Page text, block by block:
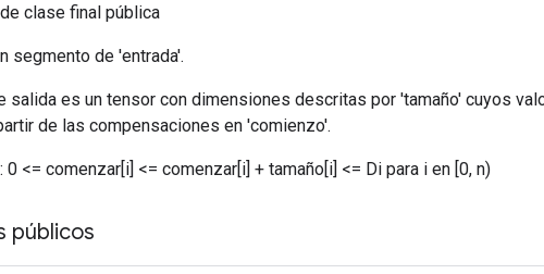
de clase final pública
segmento de 'entrada'.
salida es un tensor con dimensiones descritas por 'tamaño' cuyos
de las compensaciones en 'comienzo'.
: 0 <= comenzar[i] <= comenzar[i] + tamaño[i] <= Di para i en [0, n)
públicos